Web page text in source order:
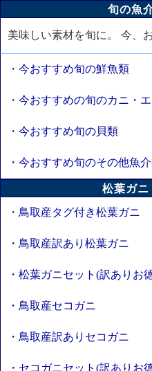
旬の魚
美味しい素材を旬に。 今、
・今おすすめ旬の鮮魚類
・今おすすめの旬のカニ・
・今おすすめ旬の貝類
・今おすすめ旬のその他魚
松葉ガニ
・鳥取産タグ付き松葉ガニ
・鳥取産訳あり松葉ガニ
・松葉ガニセット(訳ありお
・鳥取産セコガニ
・鳥取産訳ありセコガニ
・セコガニセット(訳ありお